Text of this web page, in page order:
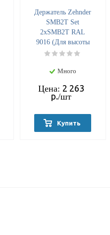
Держатель Zehnder
SMB2Т Set
2хSMB2Т RAL
9016 (Для высоты
1800)
Много
Цена: 2 263
р./шт
Купить